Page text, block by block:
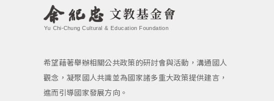
文教基金會
Yu Chi-Chung Cultural & Education Foundation
希望藉著舉辦相關公共政策的研討會與活動，溝通國人
觀念，凝聚國人共識並為國家諸多重大政策提供建言，
進而引導國家發展方向。